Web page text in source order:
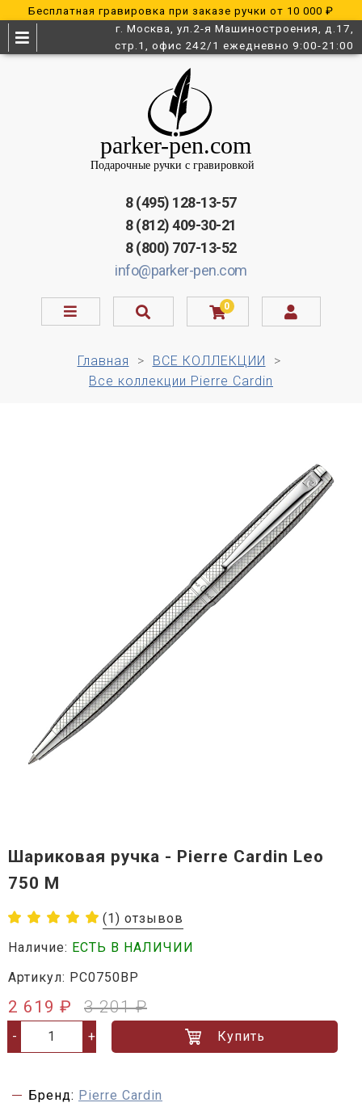
Бесплатная гравировка при заказе ручки от 10 000 ₽
г. Москва, ул.2-я Машиностроения, д.17,
стр.1, офис 242/1 ежедневно 9:00-21:00
8 (495) 128-13-57
8 (812) 409-30-21
8 (800) 707-13-52
info@parker-pen.com
0
Главная
ВСЕ КОЛЛЕКЦИИ
Все коллекции Pierre Cardin
Шариковая ручка - Pierre Cardin Leo
750 M
(1) отзывов
Наличие: ЕСТЬ В НАЛИЧИИ
Артикул: PC0750BP
2 619 ₽ 3 201 ₽
- + Купить
Бренд: Pierre Cardin